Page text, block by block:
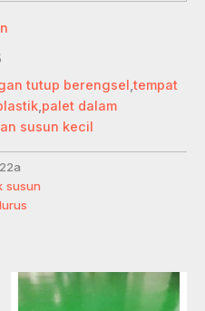
tutup berengsel,tempat
,palet dalam
susun kecil
susun